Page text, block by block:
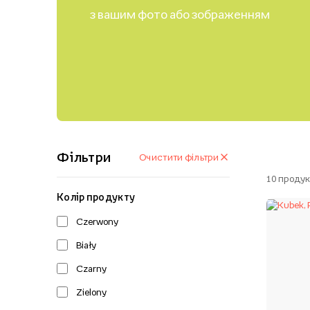
з вашим фото або зображенням
Фільтри Очистити фільтри
Колір продукту
Czerwony
Biały
Czarny
Zielony
10